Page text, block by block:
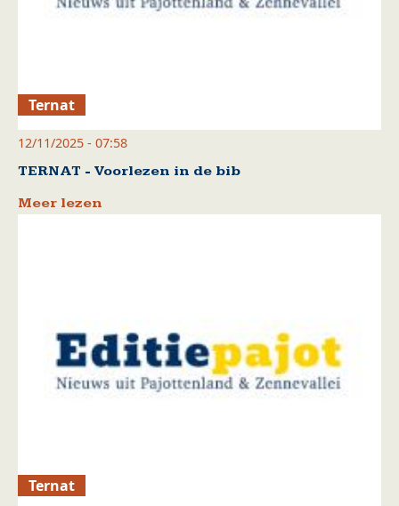
Ternat
12/11/2025 - 07:58
TERNAT - Voorlezen in de bib
Meer lezen
Ternat